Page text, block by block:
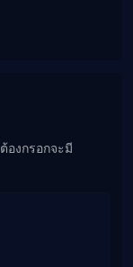
องกรอกจะมี